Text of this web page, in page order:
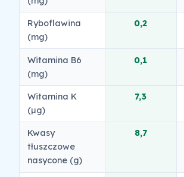
Ryboflawina
(mg)
0,2
Witamina B6
(mg)
0,1
Witamina K
(µg)
7,3
Kwasy
tłuszczowe
nasycone (g)
8,7